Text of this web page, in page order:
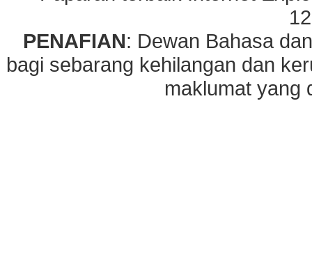
PENAFIAN: Dewan Bahasa
bagi sebarang kehilangan dan
maklumat yang